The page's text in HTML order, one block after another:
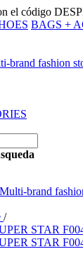
el código
BAGS +
brand
/
STAR
STAR